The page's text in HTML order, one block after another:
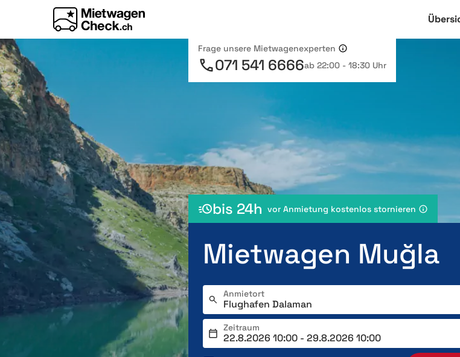
Frage unsere Mietwagenexperten
071 541 6666ab 22:00 - 18:30 Uhr
bis 24h vor Anmietung kostenlos stornieren
Mietwagen Muğla
Anmietort
Zeitraum